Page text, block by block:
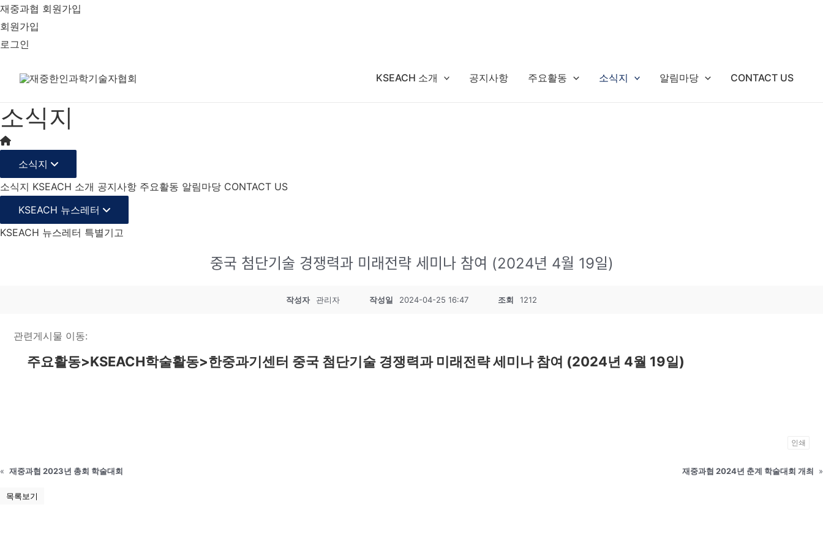
재중과협 회원가입
회원가입
로그인
KSEACH 소개 공지사항 주요활동 소식지 알림마당 CONTACT US
소식지
소식지
소식지 KSEACH 소개 공지사항 주요활동 알림마당 CONTACT US
KSEACH 뉴스레터
KSEACH 뉴스레터 특별기고
중국 첨단기술 경쟁력과 미래전략 세미나 참여 (2024년 4월 19일)
작성자 관리자 작성일 2024-04-25 16:47 조회 1212
관련게시물 이동:
주요활동>KSEACH학술활동>한중과기센터 중국 첨단기술 경쟁력과 미래전략 세미나 참여 (2024년 4월 19일)
인쇄
« 재중과협 2023년 총회 학술대회 재중과협 2024년 춘계 학술대회 개최 »
목록보기